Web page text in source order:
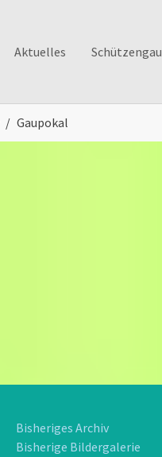
Aktuelles Schützengau
Gaupokal
Bisheriges Archiv
Bisherige Bildergalerie